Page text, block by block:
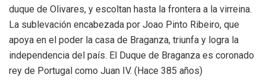
duque de Olivares, y escoltan hasta la frontera a la virreina.
La sublevación encabezada por Joao Pinto Ribeiro, que
apoya en el poder la casa de Braganza, triunfa y logra la
independencia del país. El Duque de Braganza es coronado
rey de Portugal como Juan IV. (Hace 385 años)